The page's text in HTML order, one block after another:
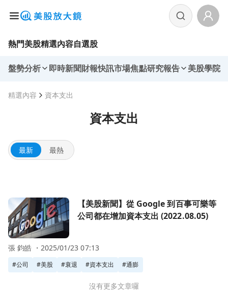
熱門美股精選內容自選股
盤勢分析 即時新聞財報快訊市場焦點研究報告 美股學院
精選內容 資本支出
資本支出
最新 最熱
前往【美股新聞】從 Google 到百事可樂等公司都在增加資
【美股新聞】從 Google 到百事可樂等
公司都在增加資本支出 (2022.08.05)
#公司 #美股 #衰退 #資本支出 #通膨
張 鈞皓 ・2025/01/23 07:13
沒有更多文章囉